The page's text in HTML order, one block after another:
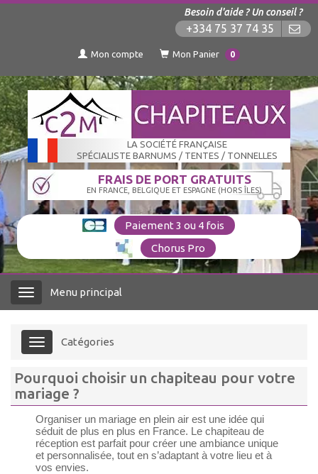
Besoin d'aide ? Un conseil ?
+334 75 37 74 35
Mon compte Mon Panier 0
LA SOCIÉTÉ FRANÇAISE
SPÉCIALISTE BARNUMS / TENTES / TONNELLES
FRAIS DE PORT GRATUITS
EN FRANCE, BELGIQUE ET ESPAGNE (HORS ÎLES)
Paiement 3 ou 4 fois
Chorus Pro
Menu Menu principal
Menu Catégories
Pourquoi choisir un chapiteau pour votre
mariage ?
Organiser un mariage en plein air est une idée qui
séduit de plus en plus en France. Le chapiteau de
réception est parfait pour créer une ambiance unique
et personnalisée, tout en s’adaptant à votre lieu et à
vos envies.